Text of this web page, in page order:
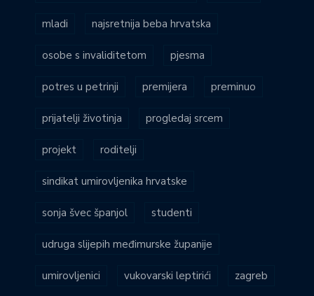
mladi najsretnija beba hrvatska
osobe s invaliditetom pjesma
potres u petrinji premijera preminuo
prijatelji životinja progledaj srcem
projekt roditelji
sindikat umirovljenika hrvatske
sonja švec španjol studenti
udruga slijepih međimurske županije
umirovljenici vukovarski leptirići zagreb